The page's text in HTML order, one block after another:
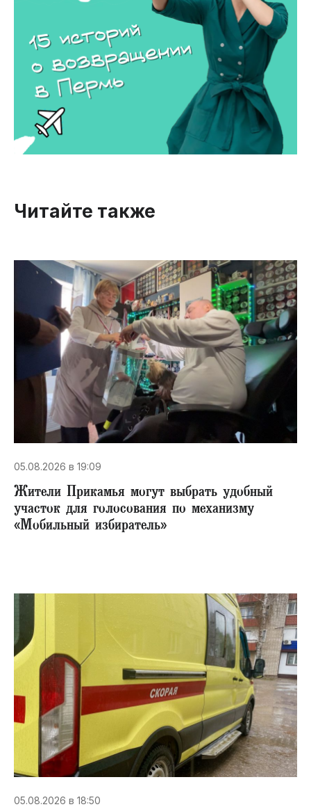
Читайте также
05.08.2026 в 19:09
Жители Прикамья могут выбрать удобный
участок для голосования по механизму
«Мобильный избиратель»
05.08.2026 в 18:50